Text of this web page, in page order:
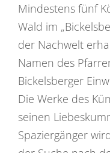
Mindestens fünf
Wald im
der Nachwelt
Namen des
Bickelsberger
Die Werke des
seinen
Spaziergänger